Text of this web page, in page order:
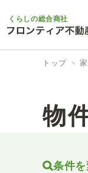
くらしの総合商社
トップ
物
条件